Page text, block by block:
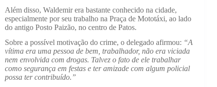
Além disso, Waldemir era bastante conhecido na cidade,
especialmente por seu trabalho na Praça de Mototáxi, ao lado
do antigo Posto Paizão, no centro de Patos.
Sobre a possível motivação do crime, o delegado afirmou: “A
vítima era uma pessoa de bem, trabalhador, não era viciada
nem envolvida com drogas. Talvez o fato de ele trabalhar
como segurança em festas e ter amizade com algum policial
possa ter contribuído.”